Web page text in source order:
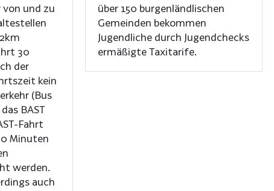
und zu
30
der
kein
(Bus
BAST
Fahrt
Minuten
werden.
auch
über 150 burgenländlischen
Gemeinden bekommen
Jugendliche durch Jugendchecks
ermäßigte Taxitarife.